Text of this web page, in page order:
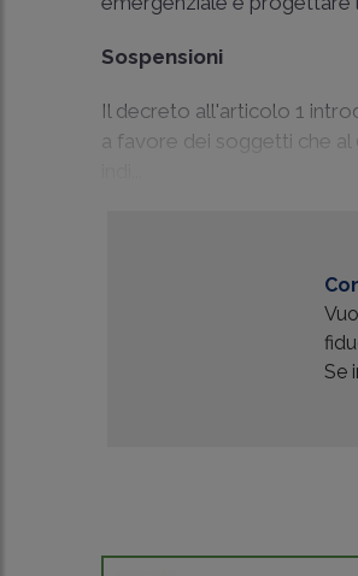
Sospensioni
Il decreto all'articolo 1
a favore dei soggetti che
Se